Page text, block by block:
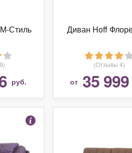
Стиль
руб.
Диван Hoff
(Отзывы 4)
от 35 999